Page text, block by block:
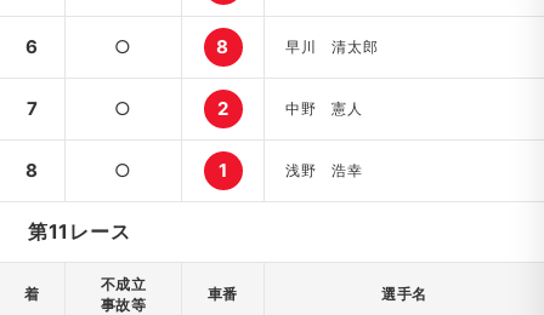
6 ○ 8 早川 清太郎
7 ○ 2 中野 憲人
8 ○ 1 浅野 浩幸
第11レース
着
不成立
事故等
車番 選手名